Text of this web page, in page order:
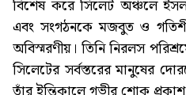
বিশেষ করে সিলেট অঞ্চলে
এবং সংগঠনকে মজবুত ও
অবিস্মরণীয়। তিনি নিরলস
সিলেটের সর্বস্তরের মানুষের